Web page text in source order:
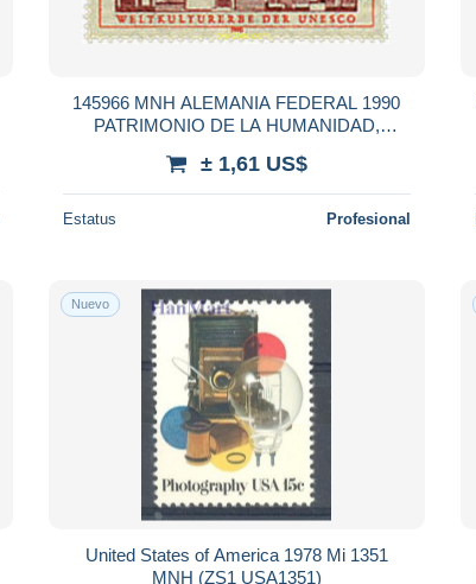
145966 MNH ALEMANIA FEDERAL 1990
PATRIMONIO DE LA HUMANIDAD,
± 1,61 US$
Estatus Profesional
Nuevo
United States of America 1978 Mi 1351
MNH (ZS1 USA1351)